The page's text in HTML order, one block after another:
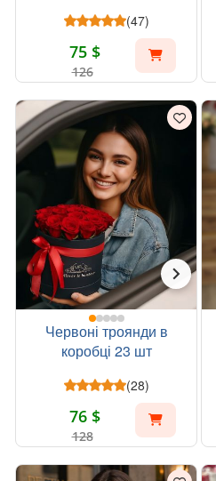
(47)
75 $
126
Червоні троянди в
коробці 23 шт
(28)
76 $
128